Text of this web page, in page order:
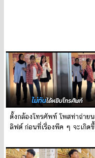
ตั้งกล้องโทรศัพท์ โพสท่าถ่าย
ลิฟต์ ก่อนที่เรื่องพีค ๆ จะเกิด